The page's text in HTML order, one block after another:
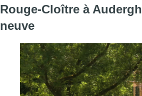
Rouge-Cloître à
neuve